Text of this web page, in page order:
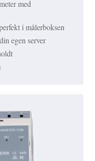
med
i målerboksen
egen server